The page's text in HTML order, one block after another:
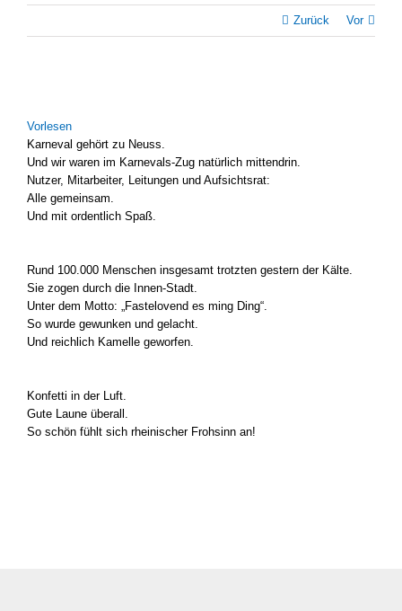
Zurück Vor
Bild
Vor­le­sen
Kar­ne­val gehört zu Neuss.
Und wir waren im Karnevals-Zug natür­lich mit­ten­drin.
Nut­zer, Mit­ar­bei­ter, Lei­tun­gen und Auf­sichts­rat:
Alle gemein­sam.
Und mit ordent­lich Spaß.
Rund 100.000 Men­schen ins­ge­samt trotz­ten ges­tern der Käl­te.
Sie zogen durch die Innen-Stadt.
Unter dem Mot­to: „Fas­tel­ovend es ming Ding“.
So wur­de gewun­ken und gelacht.
Und reich­lich Kamel­le gewor­fen.
Kon­fet­ti in der Luft.
Gute Lau­ne über­all.
So schön fühlt sich rhei­ni­scher Froh­sinn an!